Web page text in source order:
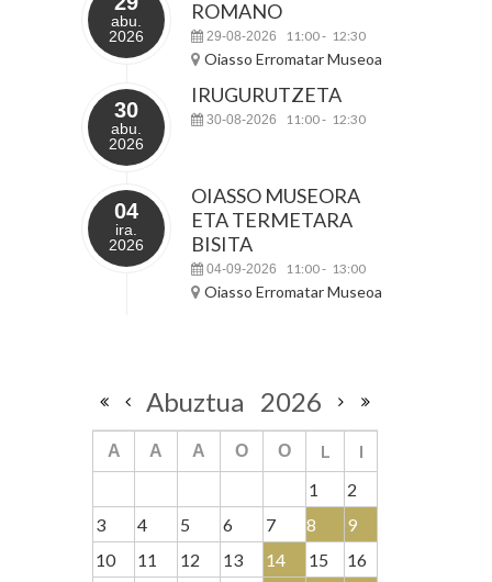
abu.
2026
ROMANO
29-08-2026 11:00- 12:30
Oiasso Erromatar Museoa
30
abu.
2026
IRUGURUTZETA
30-08-2026 11:00- 12:30
04
ira.
2026
OIASSO MUSEORA
ETA TERMETARA
BISITA
04-09-2026 11:00- 13:00
Oiasso Erromatar Museoa
Abuztua 2026
A A A O O L
I
1
2
3
4 5 6 7 8
9
10
11 12 13 14 15
16